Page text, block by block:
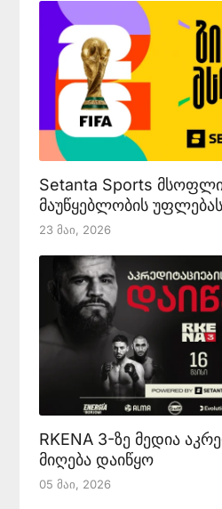
Setanta Sports
მაუწყებლობის
23 Მაი, 2026
RKENA 3-ზე მედია
მიღება დაიწყო
05 Მაი, 2026